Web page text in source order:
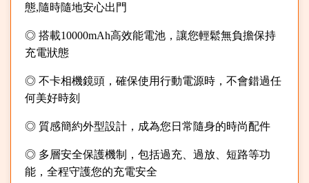
態,隨時隨地安心出門
◎ 搭載10000mAh高效能電池，讓您輕鬆無負擔保持
充電狀態
◎ 不卡相機鏡頭，確保使用行動電源時，不會錯過任
何美好時刻
◎ 質感簡約外型設計，成為您日常隨身的時尚配件
◎ 多層安全保護機制，包括過充、過放、短路等功
能，全程守護您的充電安全